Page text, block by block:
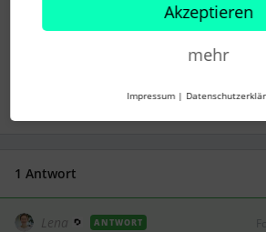
überstunden
automatische
1 Antwort
Lena ANTWORT
Akzeptieren
mehr
Impressum |